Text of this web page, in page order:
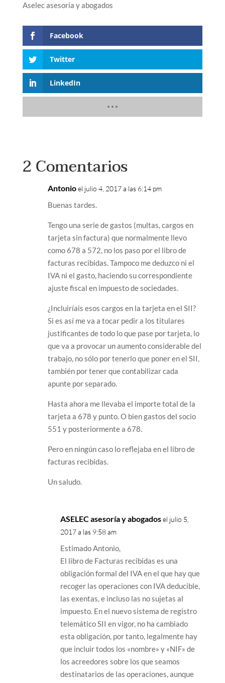
Aselec asesoría y abogados
Facebook
Twitter
LinkedIn
2 Comentarios
Antonioel julio 4, 2017 a las 6:14 pm
Buenas tardes.
Tengo una serie de gastos (multas, cargos en
tarjeta sin factura) que normalmente llevo
como 678 a 572, no los paso por el libro de
facturas recibidas. Tampoco me deduzco ni el
IVA ni el gasto, haciendo su correspondiente
ajuste fiscal en impuesto de sociedades.
¿Incluiríais esos cargos en la tarjeta en el SII?
Si es así me va a tocar pedir a los titulares
justificantes de todo lo que pase por tarjeta, lo
que va a provocar un aumento considerable del
trabajo, no sólo por tenerlo que poner en el SII,
también por tener que contabilizar cada
apunte por separado.
Hasta ahora me llevaba el importe total de la
tarjeta a 678 y punto. O bien gastos del socio
551 y posteriormente a 678.
Pero en ningún caso lo reflejaba en el libro de
facturas recibidas.
Un saludo.
ASELEC asesoría y abogadosel julio 5,
2017 a las 9:58 am
Estimado Antonio,
El libro de Facturas recibidas es una
obligación formal del IVA en el que hay que
recoger las operaciones con IVA deducible,
las exentas, e incluso las no sujetas al
impuesto. En el nuevo sistema de registro
telemático SII en vigor, no ha cambiado
esta obligación, por tanto, legalmente hay
que incluir todos los «nombre» y «NIF» de
los acreedores sobre los que seamos
destinatarios de las operaciones, aunque